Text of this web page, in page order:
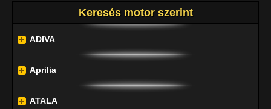
Keresés motor szerint
ADIVA
Aprilia
ATALA